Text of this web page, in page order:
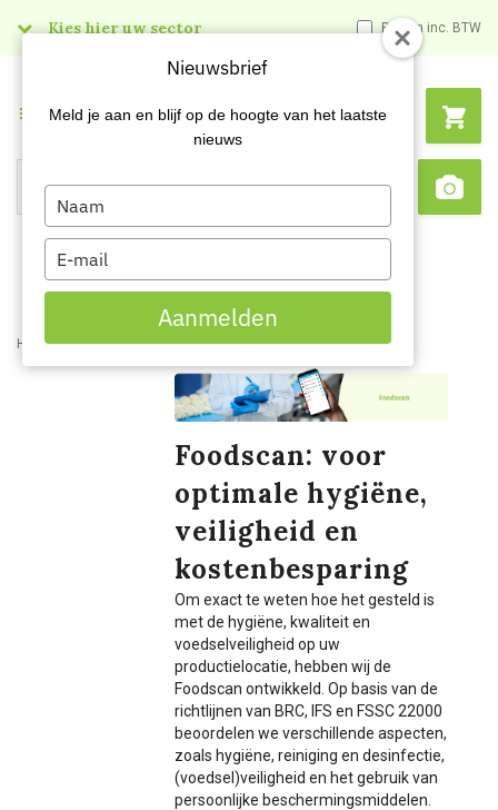
Kies hier uw sector Prijzen inc. BTW
Search
Menu
Home Services Foodscan
Foodscan: voor
optimale hygiëne,
veiligheid en
kostenbesparing
Om exact te weten hoe het gesteld is
met de hygiëne, kwaliteit en
voedselveiligheid op uw
productielocatie, hebben wij de
Foodscan ontwikkeld. Op basis van de
richtlijnen van BRC, IFS en FSSC 22000
beoordelen we verschillende aspecten,
zoals hygiëne, reiniging en desinfectie,
(voedsel)veiligheid en het gebruik van
persoonlijke beschermingsmiddelen.
Nieuwsbrief
Meld je aan en blijf op de hoogte van het laatste
nieuws
Type
your
name
Type
your
email
Aanmelden